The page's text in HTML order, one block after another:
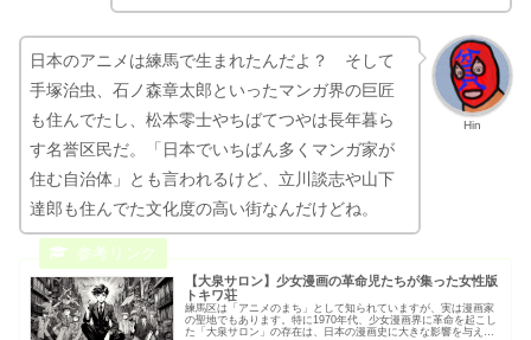
Hin
日本のアニメは練馬で生まれたんだよ？ そして
手塚治虫、石ノ森章太郎といったマンガ界の巨匠
も住んでたし、松本零士やちばてつやは長年暮ら
す名誉区民だ。「日本でいちばん多くマンガ家が
住む自治体」とも言われるけど、立川談志や山下
達郎も住んでた文化度の高い街なんだけどね。
【大泉サロン】少女漫画の革命児たちが集った女性版
トキワ荘
練馬区は「アニメのまち」として知られていますが、実は漫画家
の聖地でもあります。特に1970年代、少女漫画界に革命を起こし
た「大泉サロン」の存在は、日本の漫画史に大きな影響を与えま